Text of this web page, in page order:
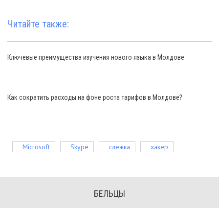
Читайте также:
Ключевые преимущества изучения нового языка в Молдове
Как сократить расходы на фоне роста тарифов в Молдове?
Microsoft Skype слежка хакер
БЕЛЬЦЫ